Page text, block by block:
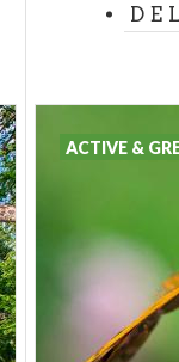
ACTIVE &